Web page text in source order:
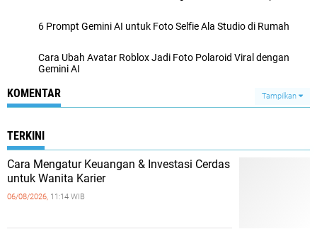
6 Prompt Gemini AI untuk Foto Selfie Ala Studio di Rumah
Cara Ubah Avatar Roblox Jadi Foto Polaroid Viral dengan
Gemini AI
KOMENTAR Tampilkan
TERKINI
Cara Mengatur Keuangan & Investasi Cerdas
untuk Wanita Karier
06/08/2026, 11:14 WIB